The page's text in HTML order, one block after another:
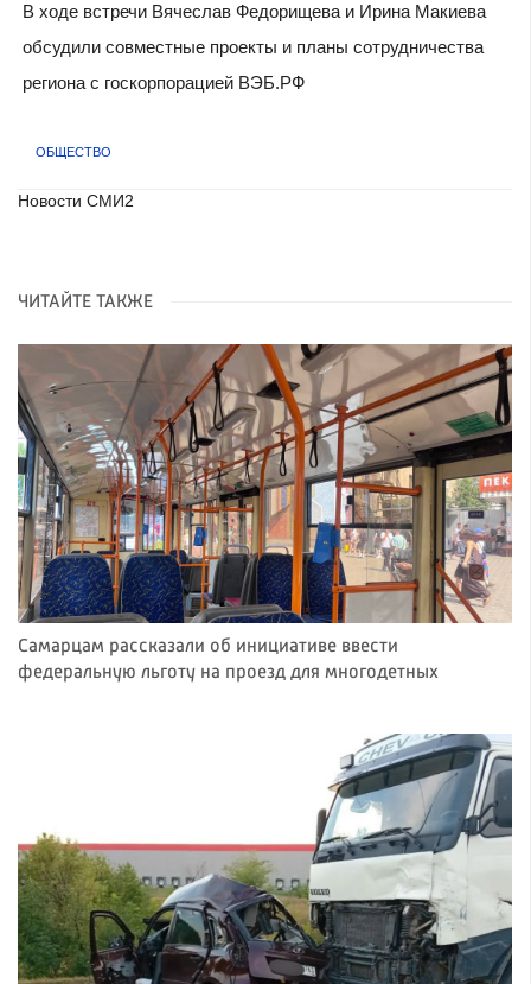
В ходе встречи Вячеслав Федорищева и Ирина Макиева
обсудили совместные проекты и планы сотрудничества
региона с госкорпорацией ВЭБ.РФ
ОБЩЕСТВО
Новости СМИ2
ЧИТАЙТЕ ТАКЖЕ
Самарцам рассказали об инициативе ввести
федеральную льготу на проезд для многодетных